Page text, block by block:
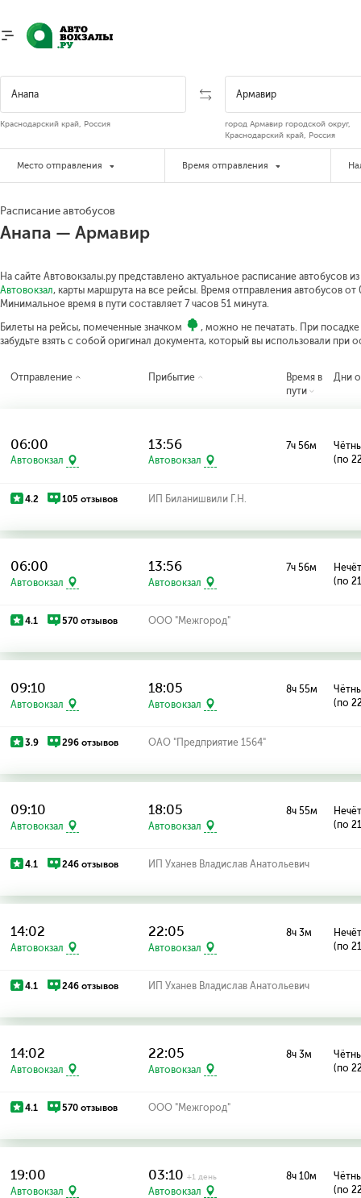
Краснодарский край, Россия
город Армавир городской округ,
Краснодарский край, Россия
Место отправления Время отправления
Расписание автобусов
Анапа — Армавир
На сайте Автовокзалы.ру представлено актуальное расписание автобусов
Автовокзал, карты маршрута на все рейсы. Время отправления автобусов от
Минимальное время в пути составляет 7 часов 51 минута.
Билеты на рейсы, помеченные значком
, можно не печатать. При
забудьте взять с собой оригинал документа, который вы использовали при
Отправление Прибытие
Время в
пути
Дни
06:00
Автовокзал
13:56
Автовокзал
7ч 56м
(по
4.2 105 отзывов ИП Биланишвили Г.Н.
06:00
Автовокзал
13:56
Автовокзал
7ч 56м
(по
4.1 570 отзывов ООО "Межгород"
09:10
Автовокзал
18:05
Автовокзал
8ч 55м
(по
3.9 296 отзывов ОАО "Предприятие 1564"
09:10
Автовокзал
18:05
Автовокзал
8ч 55м
(по
4.1 246 отзывов ИП Уханев Владислав Анатольевич
14:02
Автовокзал
22:05
Автовокзал
8ч 3м
(по
4.1 246 отзывов ИП Уханев Владислав Анатольевич
14:02
Автовокзал
22:05
Автовокзал
8ч 3м
(по
4.1 570 отзывов ООО "Межгород"
19:00
Автовокзал
03:10+1 день
Автовокзал
8ч 10м
(по